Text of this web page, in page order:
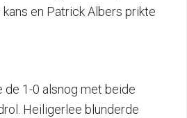
en Patrick Albers prikte
de 1-0 alsnog met beide
Heiligerlee blunderde